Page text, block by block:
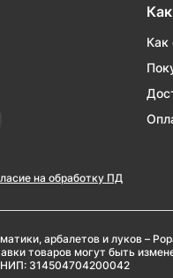
на обработку ПД
Как
арбалетов и луков –
товаров могут быть
314504704200042